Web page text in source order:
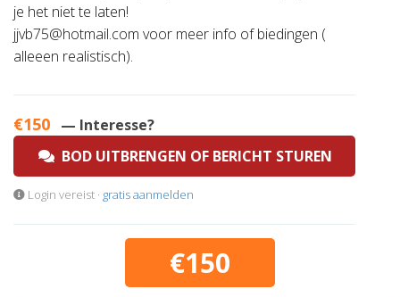
je het niet te laten!
jjvb75@hotmail.com voor meer info of biedingen (
alleeen realistisch).
€150 — Interesse?
BOD UITBRENGEN OF BERICHT STUREN
Login vereist · gratis aanmelden
€150